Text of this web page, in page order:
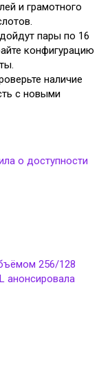
и грамотного
пары по 16
конфигурацию
наличие
с новыми
о доступности
256/128
анонсировала